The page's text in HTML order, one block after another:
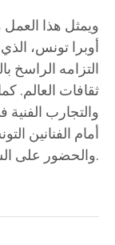
ويمثل هذا
أوبرا تونس،
التزامه الراسخ
ثقافات العالم.
والتجارب
أمام الفنانين
والحضور على الساحة الدولية.